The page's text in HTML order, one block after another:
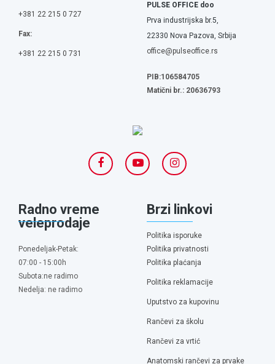
+381 22 215 0 727
Fax:
+381 22 215 0 731
PULSE OFFICE doo
Prva industrijska br.5,
22330 Nova Pazova, Srbija
office@pulseoffice.rs
PIB:106584705
Matični br.: 20636793
Radno vreme
veleprodaje
Ponedeljak-Petak:
07:00 - 15:00h
Subota:ne radimo
Nedelja: ne radimo
Brzi linkovi
Politika isporuke
Politika privatnosti
Politika plaćanja
Politika reklamacije
Uputstvo za kupovinu
Rančevi za školu
Rančevi za vrtić
Anatomski rančevi za prvake